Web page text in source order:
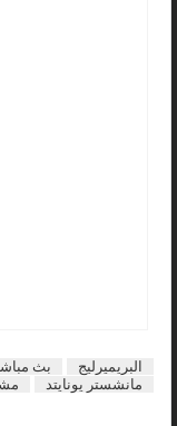
البريميرليج بث
مانشستر يونايتد